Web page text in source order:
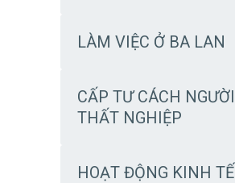
LÀM VIỆC Ở BA LAN
CẤP TƯ CÁCH NGƯỜI
THẤT NGHIỆP
HOẠT ĐỘNG KINH TẾ